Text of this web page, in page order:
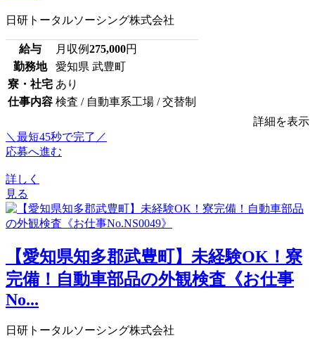
日研トータルソーシング株式会社
給与 月収例275,000円
勤務地
愛知県 武豊町
寮・社宅 あり
仕事内容 検査 / 自動車系工場 / 交替制
詳細を表示
＼最短45秒で完了／
応募へ進む
詳しく
見る
【愛知県知多郡武豊町】未経験OK！寮
完備！自動車部品の外観検査《お仕事
No...
日研トータルソーシング株式会社